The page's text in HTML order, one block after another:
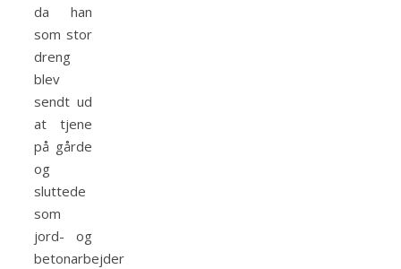
da han
som stor
dreng
blev
sendt ud
at tjene
på gårde
og
sluttede
som
jord- og
betonarbejder